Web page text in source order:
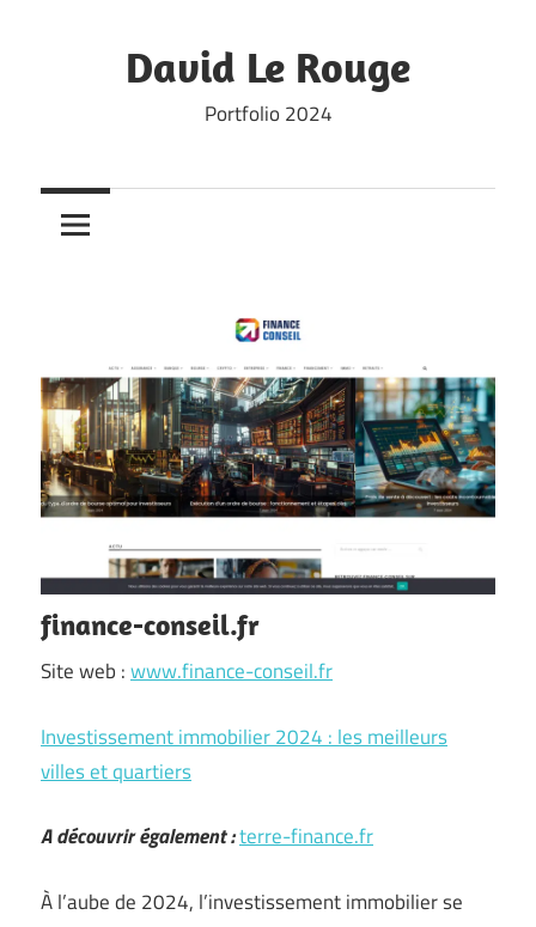
David Le Rouge
Portfolio 2024
finance-conseil.fr
Site web :www.finance-conseil.fr
Investissement immobilier 2024 : les meilleurs
villes et quartiers
A découvrir également :terre-finance.fr
À l’aube de 2024, l’investissement immobilier se